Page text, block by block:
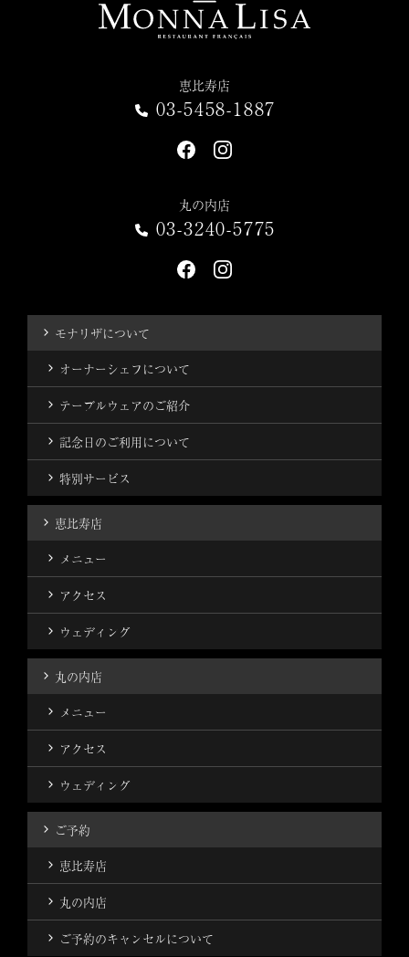
恵比寿店
03-5458-1887
丸の内店
03-3240-5775
モナリザについて
オーナーシェフについて
テーブルウェアのご紹介
記念日のご利用について
特別サービス
恵比寿店
メニュー
アクセス
ウェディング
丸の内店
メニュー
アクセス
ウェディング
ご予約
恵比寿店
丸の内店
ご予約のキャンセルについて